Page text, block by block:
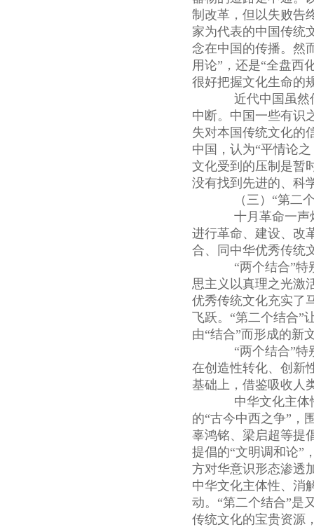
制改革，但以失败告
家为代表的中国传统
念在中国的传播。然
用论”，还是“全盘西
很好把握文化生命的
近代中国虽然传
中断。中国一些有识
失对本国传统文化的
中国，认为“平情论
文化受到的压制是暂
没有找到先进的、科
（三）“第二个
十月革命一声炮
进行革命、建设、改
合、同中华优秀传统
“两个结合”特别
思主义以真理之光激
优秀传统文化充实了
飞跃。“第二个结合
由“结合”而形成的新
“两个结合”特别
在创造性转化、创新
基础上，借鉴吸收人
中华文化主体性
的“古今中西之争”，
辜鸿铭、梁启超等提
提倡的“文明调和论”
方对华意识形态渗透
中华文化主体性、消
动。“第二个结合”是
传统文化的宝贵资源